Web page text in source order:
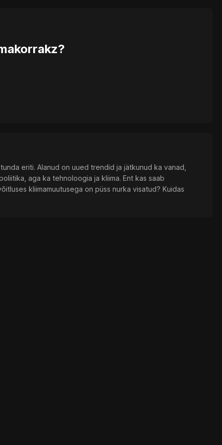
eriti. Alanud on uued trendid ja jätkunud ka vanad,
aga ka tehnoloogia ja kliima. Ent kas saab
kliimamuutusega on püss nurka visatud? Kuidas